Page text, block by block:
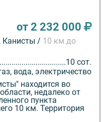
от 2 232 000
Канисты / 10 км до
10 сот.
вода, электричество
находится во
недалеко от
пункта
10 км. Территория